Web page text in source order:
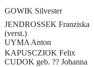
GOWIK Silvester
JENDROSSEK Franziska
(verst.)
UYMA Anton
KAPUSCZIOK Felix
CUDOK geb. ?? Johanna